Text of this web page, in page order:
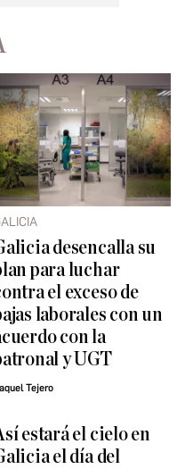
desencalla su
para luchar
el exceso de
laborales con un
con la
y UGT
Tejero
estará el cielo en
el día del